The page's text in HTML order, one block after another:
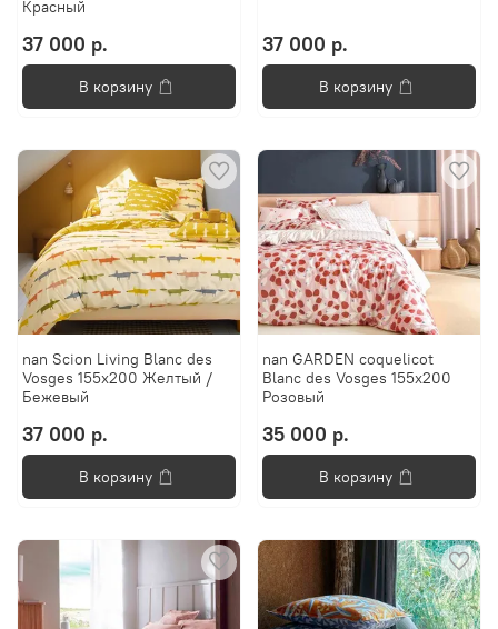
Красный
37 000 р.
В корзину
37 000 р.
В корзину
nan Scion Living Blanc des
Vosges 155x200 Желтый /
Бежевый
37 000 р.
В корзину
nan GARDEN coquelicot
Blanc des Vosges 155x200
Розовый
35 000 р.
В корзину